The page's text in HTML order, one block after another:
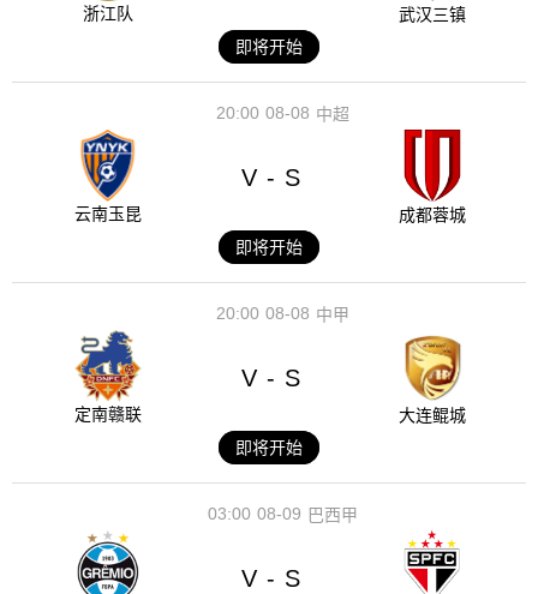
浙江队
武汉三镇
即将开始
08-08
20:00 中超
云南玉昆
V - S
成都蓉城
即将开始
08-08
20:00 中甲
定南赣联
V - S
大连鲲城
即将开始
08-09
03:00 巴西甲
V - S